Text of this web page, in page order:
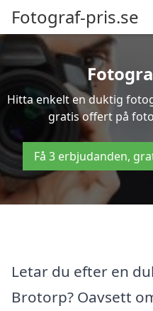
Fotograf-pris.se
Hitta enkelt en duktig
gratis offert på
Få 3 erbjudanden,
Letar du efter en
Brotorp? Oavsett